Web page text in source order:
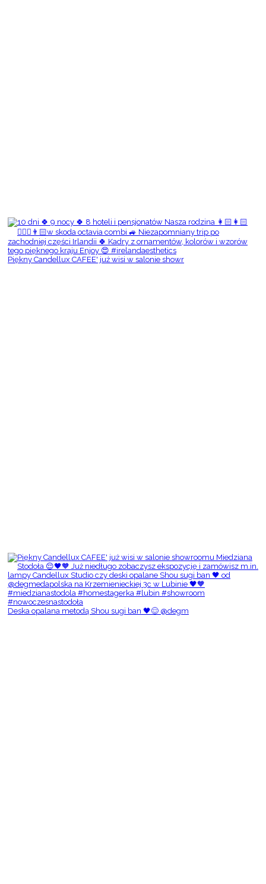
Piękny Candellux CAFEE' już wisi w salonie showr
Deska opalana metodą Shou sugi ban 🖤😌 @degm